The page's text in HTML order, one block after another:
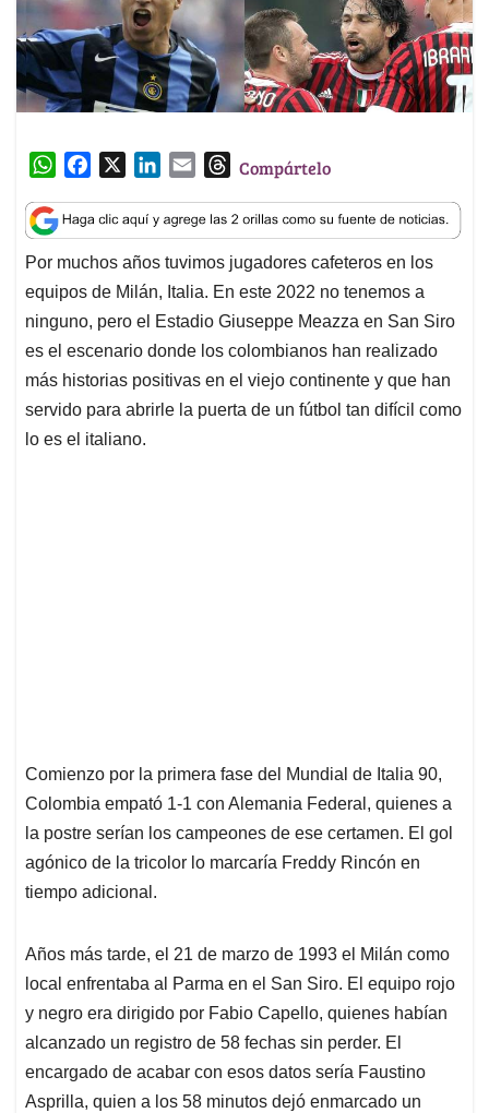
W
a
t
s
A
p
p
c
e
b
o
o
k
n
k
e
d
I
n
a
i
l
T
r
e
a
d
s
Compártelo
Por muchos años tuvimos jugadores cafeteros en los
equipos de Milán, Italia. En este 2022 no tenemos a
ninguno, pero el Estadio Giuseppe Meazza en San Siro
es el escenario donde los colombianos han realizado
más historias positivas en el viejo continente y que han
servido para abrirle la puerta de un fútbol tan difícil como
lo es el italiano.
Comienzo por la primera fase del Mundial de Italia 90,
Colombia empató 1-1 con Alemania Federal, quienes a
la postre serían los campeones de ese certamen. El gol
agónico de la tricolor lo marcaría Freddy Rincón en
tiempo adicional.
Años más tarde, el 21 de marzo de 1993 el Milán como
local enfrentaba al Parma en el San Siro. El equipo rojo
y negro era dirigido por Fabio Capello, quienes habían
alcanzado un registro de 58 fechas sin perder. El
encargado de acabar con esos datos sería Faustino
Asprilla, quien a los 58 minutos dejó enmarcado un